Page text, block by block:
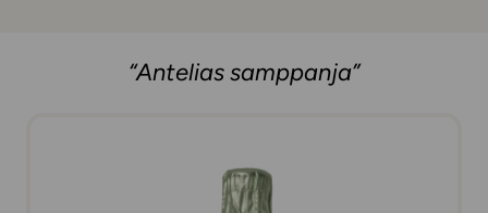
“Antelias samppanja”